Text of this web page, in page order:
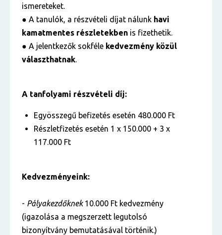
ismereteket.
● A tanulók, a részvételi díjat nálunk havi
kamatmentes részletekben is fizethetik.
● A jelentkezők sokféle kedvezmény közül
választhatnak.
A tanfolyami részvételi díj:
Egyösszegű befizetés esetén 480.000 Ft
Részletfizetés esetén 1 x 150.000 + 3 x
117.000 Ft
Kedvezményeink:
- Pályakezdőknek10.000 Ft kedvezmény
(igazolása a megszerzett legutolsó
bizonyítvány bemutatásával történik.)